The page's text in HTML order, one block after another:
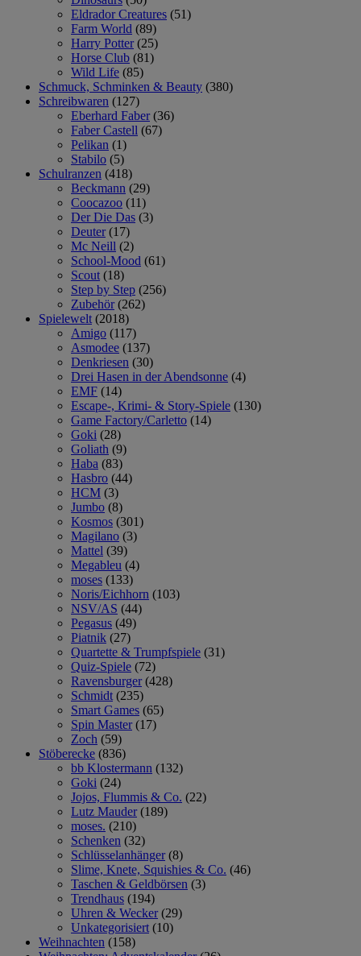
Eldrador Creatures (51)
Farm World (89)
Harry Potter (25)
Horse Club (81)
Wild Life (85)
Schmuck, Schminken & Beauty (380)
Schreibwaren (127)
Eberhard Faber (36)
Faber Castell (67)
Pelikan (1)
Stabilo (5)
Schulranzen (418)
Beckmann (29)
Coocazoo (11)
Der Die Das (3)
Deuter (17)
Mc Neill (2)
School-Mood (61)
Scout (18)
Step by Step (256)
Zubehör (262)
Spielewelt (2018)
Amigo (117)
Asmodee (137)
Denkriesen (30)
Drei Hasen in der Abendsonne (4)
EMF (14)
Escape-, Krimi- & Story-Spiele (130)
Game Factory/Carletto (14)
Goki (28)
Goliath (9)
Haba (83)
Hasbro (44)
HCM (3)
Jumbo (8)
Kosmos (301)
Magilano (3)
Mattel (39)
Megableu (4)
moses (133)
Noris/Eichhorn (103)
NSV/AS (44)
Pegasus (49)
Piatnik (27)
Quartette & Trumpfspiele (31)
Quiz-Spiele (72)
Ravensburger (428)
Schmidt (235)
Smart Games (65)
Spin Master (17)
Zoch (59)
Stöberecke (836)
bb Klostermann (132)
Goki (24)
Jojos, Flummis & Co. (22)
Lutz Mauder (189)
moses. (210)
Schenken (32)
Schlüsselanhänger (8)
Slime, Knete, Squishies & Co. (46)
Taschen & Geldbörsen (3)
Trendhaus (194)
Uhren & Wecker (29)
Unkategorisiert (10)
Weihnachten (158)